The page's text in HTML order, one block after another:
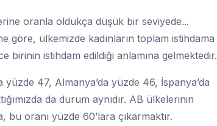
oranla oldukça düşük bir seviyede...
göre, ülkemizde kadınların toplam istihdama
birinin istihdam edildiği anlamına gelmektedir.
47, Almanya’da yüzde 46, İspanya’da
da durum aynıdır. AB ülkelerinin
oranı yüzde 60’lara çıkarmaktır.